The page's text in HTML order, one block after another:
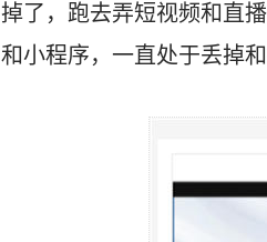
掉了，跑去弄短视频和直
和小程序，一直处于丢掉